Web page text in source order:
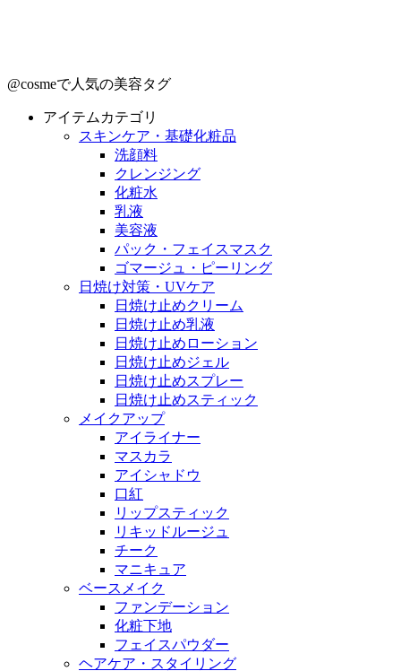
@cosmeで人気の美容タグ
アイテムカテゴリ
スキンケア・基礎化粧品
洗顔料
クレンジング
化粧水
乳液
美容液
パック・フェイスマスク
ゴマージュ・ピーリング
日焼け対策・UVケア
日焼け止めクリーム
日焼け止め乳液
日焼け止めローション
日焼け止めジェル
日焼け止めスプレー
日焼け止めスティック
メイクアップ
アイライナー
マスカラ
アイシャドウ
口紅
リップスティック
リキッドルージュ
チーク
マニキュア
ベースメイク
ファンデーション
化粧下地
フェイスパウダー
ヘアケア・スタイリング